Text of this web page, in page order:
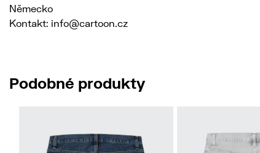
Německo
Kontakt: info@cartoon.cz
Podobné produkty